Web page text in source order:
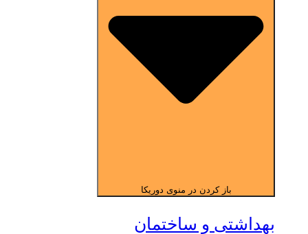
باز کردن در منوی دوریکا
بهداشتی و ساختمان